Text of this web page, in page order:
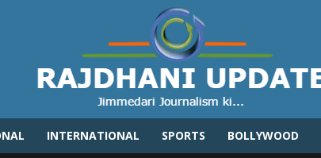
INTERNATIONAL SPORTS BOLLYWOOD